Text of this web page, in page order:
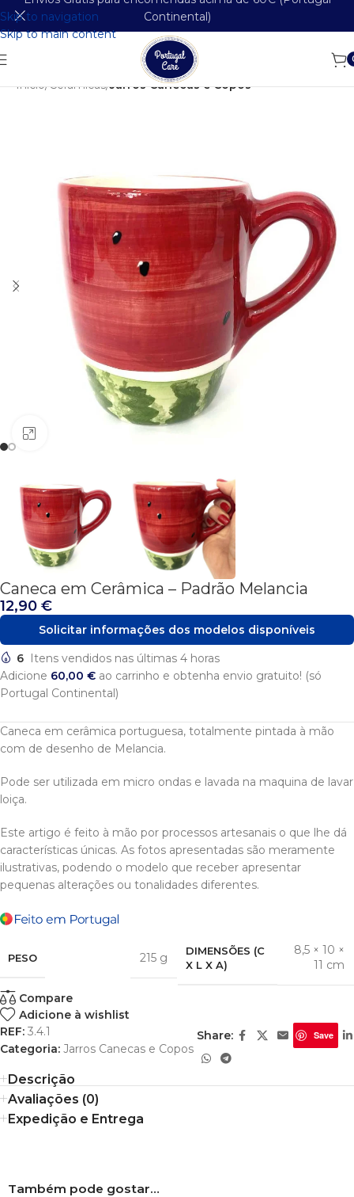
Skip to navigation
Skip to main content
Continental)
Início Cerâmicas Jarros Canecas e Copos
Caneca em Cerâmica – Padrão Melancia
12,90 €
Caneca em cerâmica portuguesa, totalmente pintada à mão
com de desenho de Melancia.
Pode ser utilizada em micro ondas e lavada na maquina de lavar
loiça.
Este artigo é feito à mão por processos artesanais o que lhe dá
características únicas. As fotos apresentadas são meramente
ilustrativas, podendo o modelo que receber apresentar
pequenas alterações ou tonalidades diferentes.
PESO 215 g
DIMENSÕES (C
X L X A)
8,5 × 10 ×
11 cm
Solicitar informações dos modelos disponíveis
6 Itens vendidos nas últimas 4 horas
Adicione 60,00 € ao carrinho e obtenha envio gratuito! (só
Portugal Continental)
Compare
Adicione à wishlist
REF: 3.4.1
Categoria: Jarros Canecas e Copos
Share: Save
Descrição
Avaliações (0)
Expedição e Entrega
Também pode gostar…